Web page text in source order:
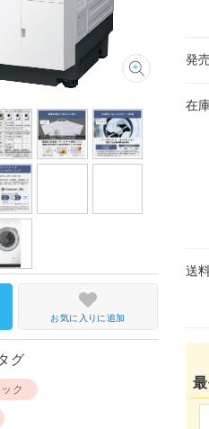
発
在
送
お気に入りに追加
グ
ク